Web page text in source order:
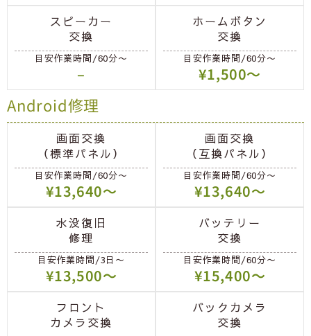
スピーカー
交換
目安作業時間/60分〜
–
ホームボタン
交換
目安作業時間/60分〜
¥1,500〜
Android修理
画面交換
（標準パネル）
目安作業時間/60分〜
¥13,640〜
画面交換
（互換パネル）
目安作業時間/60分〜
¥13,640〜
水没復旧
修理
目安作業時間/3日〜
¥13,500〜
バッテリー
交換
目安作業時間/60分〜
¥15,400〜
フロント
カメラ交換
バックカメラ
交換